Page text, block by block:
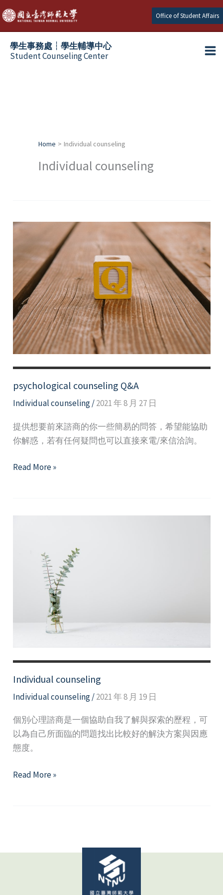
Skip
to
content
Office of Student Affairs
學生事務處┆學生輔導中心
Student Counseling Center
Home Individual counseling
Individual counseling
psychological counseling Q&A
Individual counseling/2021 年 8 月 27 日
提供想要前來諮商的你一些簡易的問答，希望能協助
你解惑，若有任何疑問也可以直接來電/來信洽詢。
psychological
Read More »
Individual counseling
Individual counseling/2021 年 8 月 19 日
個別心理諮商是一個協助自我了解與探索的歷程，可
以為自己所面臨的問題找出比較好的解決方案與因應
態度。
Individual
Read More »